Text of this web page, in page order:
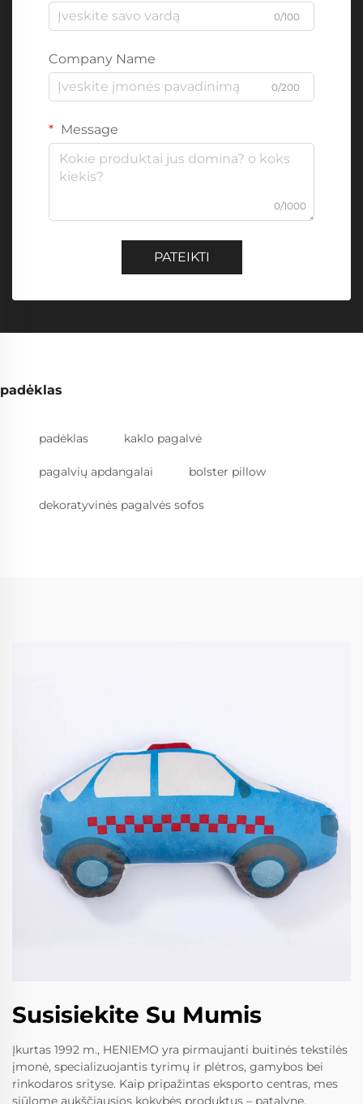
0/100
Company Name
0/200
Message
0/1000
PATEIKTI
padėklas
padėklas kaklo pagalvė
pagalvių apdangalai bolster pillow
dekoratyvinės pagalvės sofos
Susisiekite Su Mumis
Įkurtas 1992 m., HENIEMO yra pirmaujanti buitinės tekstilės
įmonė, specializuojantis tyrimų ir plėtros, gamybos bei
rinkodaros srityse. Kaip pripažintas eksporto centras, mes
siūlome aukščiausios kokybės produktus – patalynę,